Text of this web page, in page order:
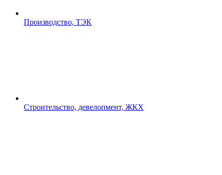
Производство, ТЭК
Строительство, девелопмент, ЖКХ